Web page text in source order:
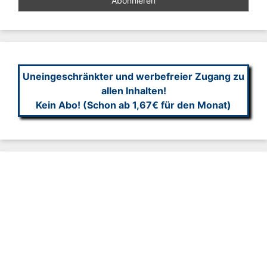
Uneingeschränkter und werbefreier Zugang zu
allen Inhalten!
Kein Abo! (Schon ab 1,67€ für den Monat)